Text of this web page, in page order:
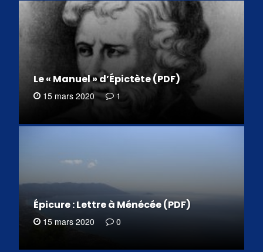
Le « Manuel » d’Épictète (PDF)
15 mars 2020 1
Épicure : Lettre à Ménécée (PDF)
15 mars 2020 0